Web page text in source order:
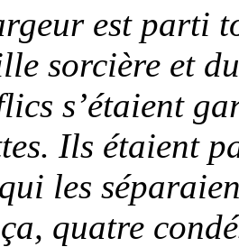
est parti
sorcière et
s’étaient
Ils étaient
les
quatre